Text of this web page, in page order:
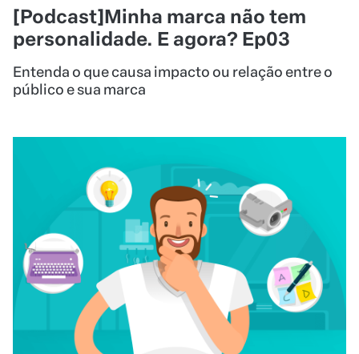
[Podcast]Minha marca não tem
personalidade. E agora? Ep03
Entenda o que causa impacto ou relação entre o
público e sua marca